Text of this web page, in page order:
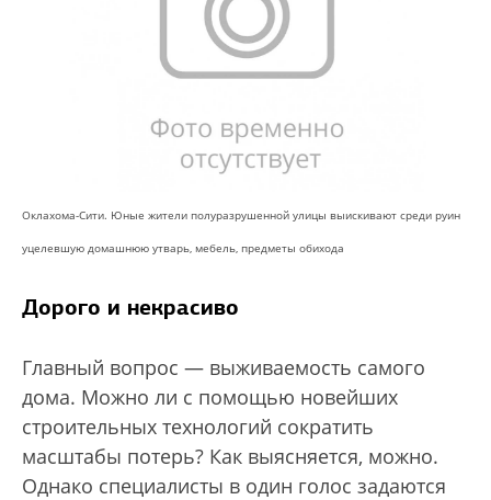
Оклахома-Сити. Юные жители полуразрушенной улицы выискивают среди руин
уцелевшую домашнюю утварь, мебель, предметы обихода
Дорого и некрасиво
Главный вопрос — выживаемость самого
дома. Можно ли с помощью новейших
строительных технологий сократить
масштабы потерь? Как выясняется, можно.
Однако специалисты в один голос задаются